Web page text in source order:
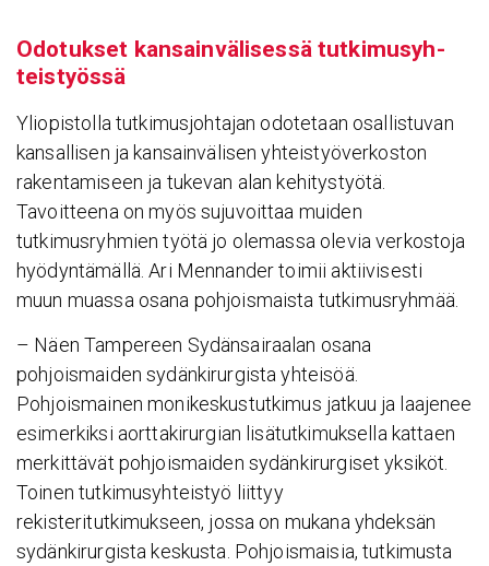
Odotukset kansain­vä­li­sessä tutki­musyh­
teis­työssä
Yliopistolla tutkimusjohtajan odotetaan osallistuvan
kansallisen ja kansainvälisen yhteistyöverkoston
rakentamiseen ja tukevan alan kehitystyötä.
Tavoitteena on myös sujuvoittaa muiden
tutkimusryhmien työtä jo olemassa olevia verkostoja
hyödyntämällä. Ari Mennander toimii aktiivisesti
muun muassa osana pohjoismaista tutkimusryhmää.
– Näen Tampereen Sydänsairaalan osana
pohjoismaiden sydänkirurgista yhteisöä.
Pohjoismainen monikeskustutkimus jatkuu ja laajenee
esimerkiksi aorttakirurgian lisätutkimuksella kattaen
merkittävät pohjoismaiden sydänkirurgiset yksiköt.
Toinen tutkimusyhteistyö liittyy
rekisteritutkimukseen, jossa on mukana yhdeksän
sydänkirurgista keskusta. Pohjoismaisia, tutkimusta